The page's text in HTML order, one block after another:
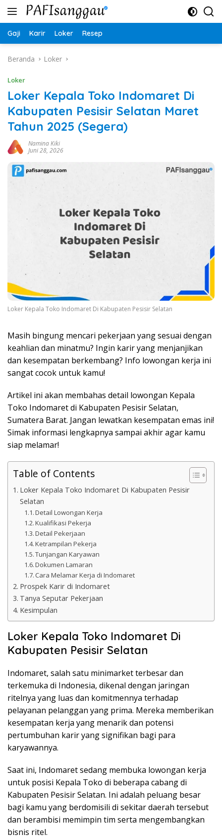
Langsung
Gaji Karir Loker Resep
Beranda Loker
Loker
Loker Kepala Toko Indomaret Di
Kabupaten Pesisir Selatan Maret
Tahun 2025 (Segera)
Namina Kiki
Juni 28, 2026
Loker Kepala Toko Indomaret Di Kabupaten Pesisir Selatan
Masih bingung mencari pekerjaan yang sesuai dengan
keahlian dan minatmu? Ingin karir yang menjanjikan
dan kesempatan berkembang? Info lowongan kerja ini
sangat cocok untuk kamu!
Artikel ini akan membahas detail lowongan Kepala
Toko Indomaret di Kabupaten Pesisir Selatan,
Sumatera Barat. Jangan lewatkan kesempatan emas ini!
Simak informasi lengkapnya sampai akhir agar kamu
siap melamar!
Table of Contents
Loker Kepala Toko Indomaret Di Kabupaten Pesisir
Selatan
Detail Lowongan Kerja
Kualifikasi Pekerja
Detail Pekerjaan
Ketrampilan Pekerja
Tunjangan Karyawan
Dokumen Lamaran
Cara Melamar Kerja di Indomaret
Prospek Karir di Indomaret
Tanya Seputar Pekerjaan
Kesimpulan
Loker Kepala Toko Indomaret Di
Kabupaten Pesisir Selatan
Indomaret, salah satu minimarket terbesar dan
terkemuka di Indonesia, dikenal dengan jaringan
ritelnya yang luas dan komitmennya terhadap
pelayanan pelanggan yang prima. Mereka memberikan
kesempatan kerja yang menarik dan potensi
pertumbuhan karir yang signifikan bagi para
karyawannya.
Saat ini, Indomaret sedang membuka lowongan kerja
untuk posisi Kepala Toko di beberapa cabang di
Kabupaten Pesisir Selatan. Ini adalah peluang besar
bagi kamu yang berdomisili di sekitar daerah tersebut
dan berambisi memimpin tim serta mengembangkan
bisnis ritel.